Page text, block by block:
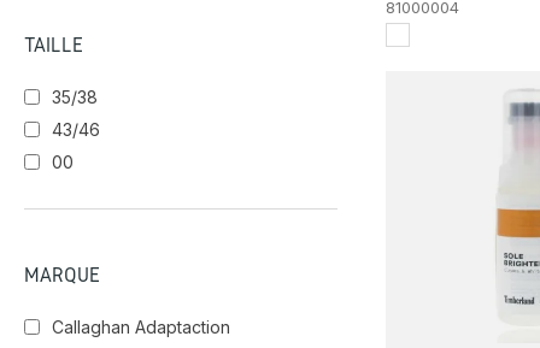
TAILLE
35/38
43/46
00
MARQUE
Callaghan Adaptaction
81000004